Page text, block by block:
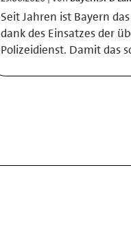
Seit Jahren ist Bayern
dank des Einsatzes der
Polizeidienst. Damit das